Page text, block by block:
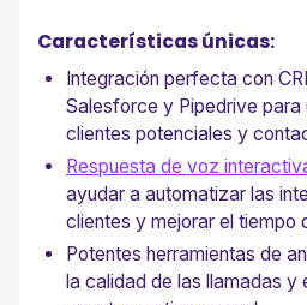
Características únicas:
Integración perfecta con
Salesforce y Pipedrive para
clientes potenciales y
Respuesta de voz
ayudar a automatizar las
clientes y mejorar el tiempo
Potentes herramientas de
la calidad de las llamadas y